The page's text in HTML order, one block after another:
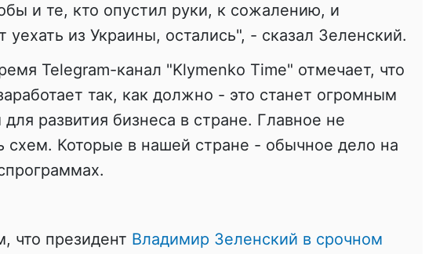
и те, кто опустил руки, к сожалению, и
уехать из Украины, остались", - сказал Зеленский.
Telegram-канал "Klymenko Time" отмечает, что
так, как должно - это станет огромным
развития бизнеса в стране. Главное не
схем. Которые в нашей стране - обычное дело на
что президент Владимир Зеленский в срочном